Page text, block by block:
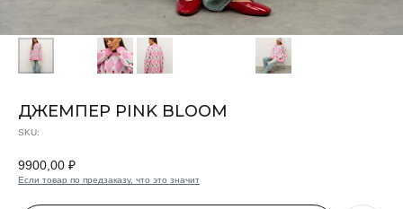
ДЖЕМПЕР PINK BLOOM
SKU:
9900,00 ₽
Если товар по предзаказу, что это значит